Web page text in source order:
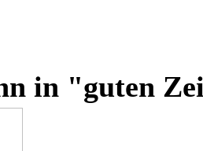
in "guten